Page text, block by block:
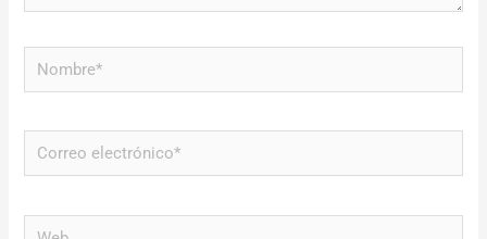
Nombre*
Correo
electrónico*
Web